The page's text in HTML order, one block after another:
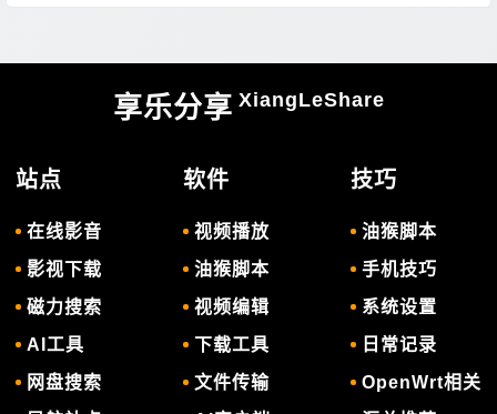
享乐分享 XiangLeShare
站点
在线影音
影视下载
磁力搜索
AI工具
网盘搜索
软件
视频播放
油猴脚本
视频编辑
下载工具
文件传输
技巧
油猴脚本
手机技巧
系统设置
日常记录
OpenWrt相关